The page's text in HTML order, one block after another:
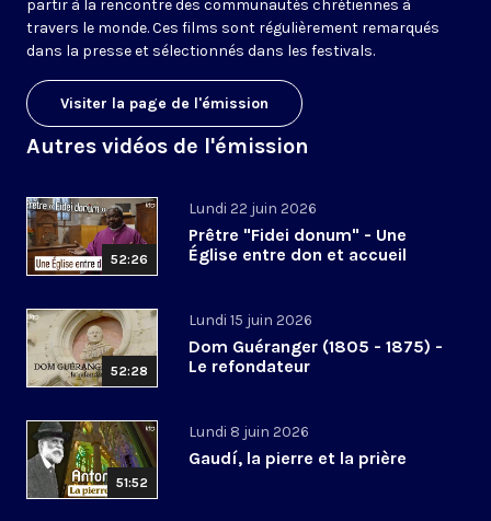
partir à la rencontre des communautés chrétiennes à
travers le monde. Ces films sont régulièrement remarqués
dans la presse et sélectionnés dans les festivals.
Visiter la page de l'émission
Autres vidéos de l'émission
52:26
Lundi 22 juin 2026
Prêtre "Fidei donum" - Une
Église entre don et accueil
52:28
Lundi 15 juin 2026
Dom Guéranger (1805 - 1875) -
Le refondateur
51:52
Lundi 8 juin 2026
Gaudí, la pierre et la prière